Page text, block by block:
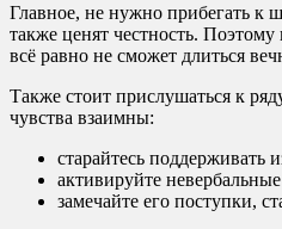
Главное, не нужно прибегать к
также ценят честность.
всё равно не сможет длиться
Также стоит прислушаться к
чувства взаимны:
старайтесь поддерживать
активируйте
замечайте его поступки,